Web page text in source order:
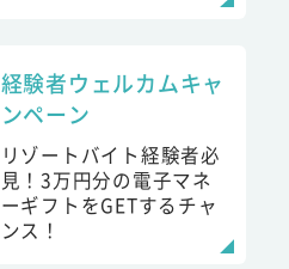
経験者ウェルカムキャ
ンペーン
リゾートバイト経験者必
見！3万円分の電子マネ
ーギフトをGETするチャ
ンス！